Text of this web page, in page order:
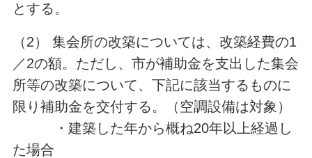
とする。
（2） 集会所の改築については、改築経費の1
／2の額。ただし、市が補助金を支出した集会
所等の改築について、下記に該当するものに
限り補助金を交付する。（空調設備は対象）
・建築した年から概ね20年以上経過し
た場合